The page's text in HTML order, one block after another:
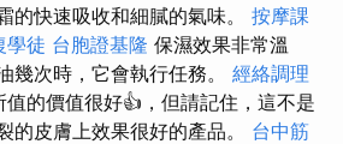
的快速吸收和細膩的氣味。 按摩課
學徒 台胞證基隆 保濕效果非常溫
幾次時，它會執行任務。 經絡調理
值的價值很好👍，但請記住，這不是
的皮膚上效果很好的產品。 台中筋